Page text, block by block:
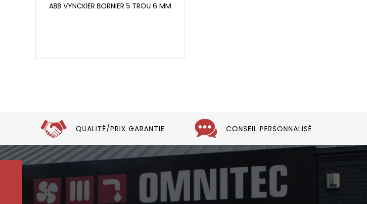
ABB VYNCKIER BORNIER 5 TROU 6 MM
QUALITÉ/PRIX GARANTIE CONSEIL PERSONNALISÉ